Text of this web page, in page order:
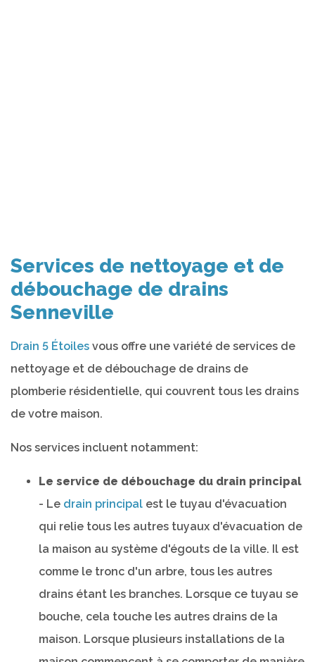
Services de nettoyage et de
débouchage de drains
Senneville
Drain 5 Étoiles vous offre une variété de services de
nettoyage et de débouchage de drains de
plomberie résidentielle, qui couvrent tous les drains
de votre maison.
Nos services incluent notamment:
Le service de débouchage du drain principal
- Le drain principal est le tuyau d'évacuation
qui relie tous les autres tuyaux d'évacuation de
la maison au système d'égouts de la ville. Il est
comme le tronc d'un arbre, tous les autres
drains étant les branches. Lorsque ce tuyau se
bouche, cela touche les autres drains de la
maison. Lorsque plusieurs installations de la